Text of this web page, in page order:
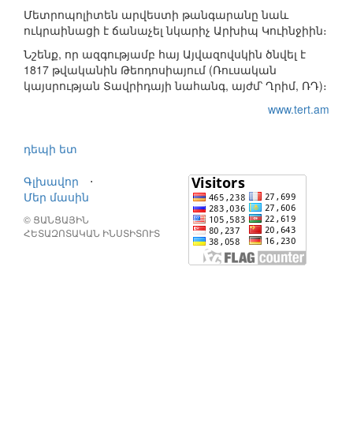
Մետրոպոլիտեն արվեստի թանգարանը նաև
ուկրաինացի է ճանաչել նկարիչ Արխիպ Կուինջիին։
Նշենք, որ ազգությամբ հայ Այվազովսկին ծնվել է
1817 թվականին Թեոդոսիայում (Ռուսական
կայսրության Տավրիդայի նահանգ, այժմ՝ Ղրիմ, ՌԴ)։
www.tert.am
դեպի ետ
Գլխավոր
⋅
Մեր մասին
© ՑԱՆՑԱՅԻՆ
ՀԵՏԱԶՈՏԱԿԱՆ ԻՆՍՏԻՏՈՒՏ